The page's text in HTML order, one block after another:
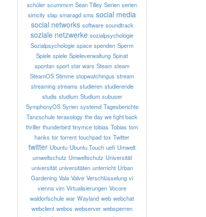
schüler scummvm Sean Tilley Serien serien
simcity slap smaragd sms social media
social networks software soundtrack
soziale netzwerke sozialpsychologie
Sozialpsychologie space spenden Sperm
Spiele spiele Spieleverwaltung Spinat
spontan sport star wars Steam steam
SteamOS Stimme stopwatchingus stream
streaming streams studieren studierende
studis studium Studium subuser
SymphonyOS Syrien systemd Tagesberichte
Tanzschule terasology the day we fight back
thriller thunderbird tinymce tobias Tobias tom
hanks tor torrent touchpad tox Twitter
twitter Ubuntu Ubuntu Touch uefi Umwelt
umweltschutz Umweltschutz Universität
universität universitäten unterricht Urban
Gardening Vala Valve Verschlüsselung vi
vienna vim Virtualisierungen Vocore
waldorfschule war Wayland web webchat
webclient webos webserver websperren